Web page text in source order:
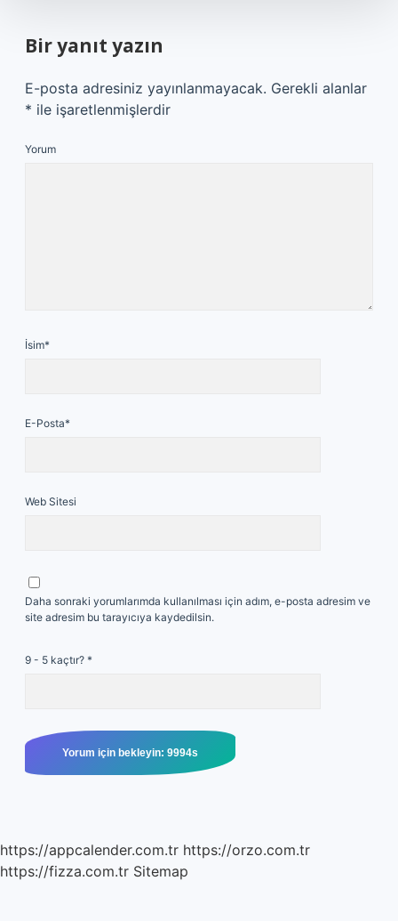
Bir yanıt yazın
E-posta adresiniz yayınlanmayacak. Gerekli alanlar
* ile işaretlenmişlerdir
Yorum
İsim*
E-Posta*
Web Sitesi
Daha sonraki yorumlarımda kullanılması için adım, e-posta adresim ve
site adresim bu tarayıcıya kaydedilsin.
9 - 5 kaçtır? *
https://appcalender.com.tr https://orzo.com.tr
https://fizza.com.tr Sitemap